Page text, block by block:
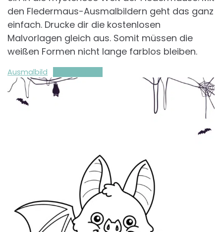
den Fledermaus-Ausmalbildern geht das ganz
einfach. Drucke dir die kostenlosen
Malvorlagen gleich aus. Somit müssen die
weißen Formen nicht lange farblos bleiben.
Ausmalbild